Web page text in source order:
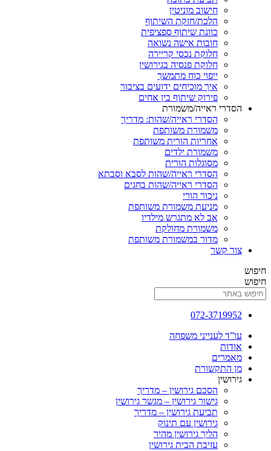
חישוב מוניטין
הלכת/חזקת השיתוף
כוונת שיתוף ספציפית
חובות אישה נשואה
חלוקת נכסי קריירה
חלוקת פנסיה בגירושין
ייפוי כוח מתמשך
איך מוכיחים ידועים בציבור
פירוק שיתוף בין אחים
ראייה/משמורת
הסדרי ראייה/שהות: מדריך
משמורת משותפת
אחריות הורית משותפת
משמורת ילדים
מסוגלות הורית
הסדרי ראייה/שהות לסבא וסבתא
הסדרי ראייה/שהות בחגים
ניכור הורי
מניעת משמורת משותפת
אב לא מתגרש מילדיו
משמורת מחולקת
מדור במשמורת משותפת
072-
לענייני משפחה
הסכם גירושין – מדריך
גישור גירושין – מגשר גירושין
תביעת גירושין – מדריך
גירושין עם תינוק
הליך גירושין מהיר
עזיבת הבית גירושין